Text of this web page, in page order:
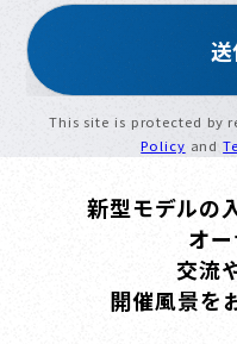
This site is protected by
Policy and
新型モデルの
オ
交流
開催風景を